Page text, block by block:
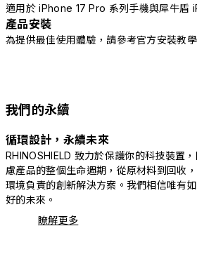
適用於 iPhone 17 Pro 系列手機與犀牛盾
產品安裝
為提供最佳使用體驗，請參考官方安裝教學
我們的永續
循環設計，永續未來
RHINOSHIELD 致力於保護你的科技裝置
慮產品的整個生命週期，從原材料到回收
環境負責的創新解決方案。我們相信唯有
好的未來。
瞭解更多